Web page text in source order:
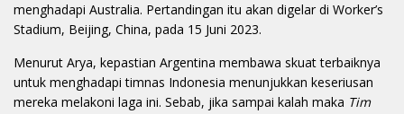
menghadapi Australia. Pertandingan itu akan digelar di Worker’s
Stadium, Beijing, China, pada 15 Juni 2023.
Menurut Arya, kepastian Argentina membawa skuat terbaiknya
untuk menghadapi timnas Indonesia menunjukkan keseriusan
mereka melakoni laga ini. Sebab, jika sampai kalah maka Tim